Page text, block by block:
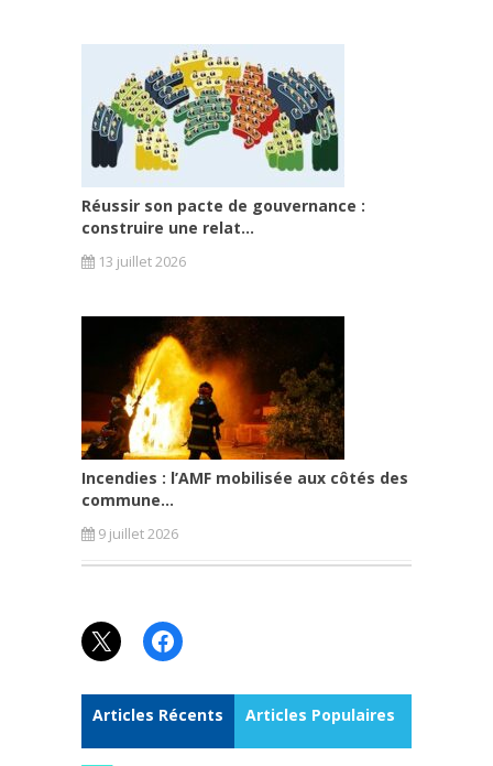
Réussir son pacte de gouvernance :
construire une relat...
13 juillet 2026
Incendies : l’AMF mobilisée aux côtés des
commune...
9 juillet 2026
X Facebook
Articles Récents Articles Populaires